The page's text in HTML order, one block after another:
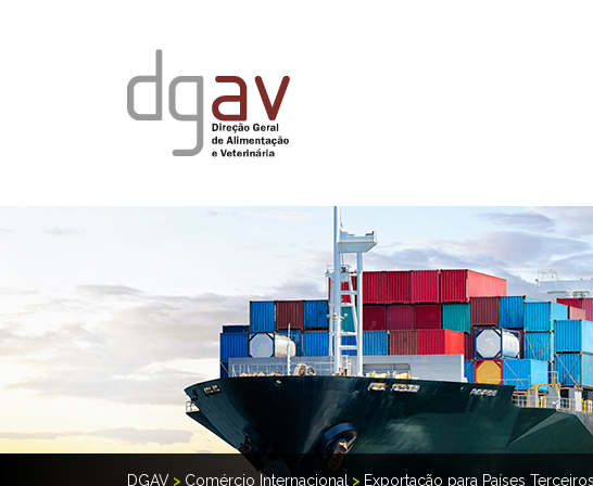
DGAV > Comércio Internacional > Exportação para Países Terceiros